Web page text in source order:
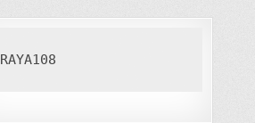
RAYA108